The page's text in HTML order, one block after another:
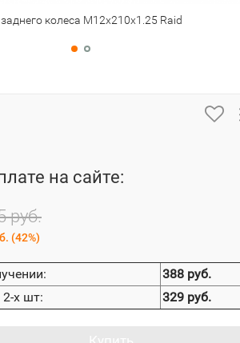
колеса М12х210х1.25 Raid
на сайте:
руб.
(42%)
388 руб.
2-х шт:
329 руб.